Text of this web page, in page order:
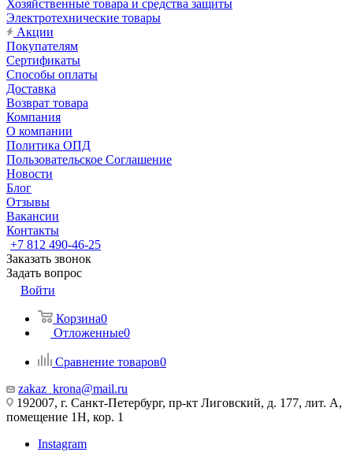
Хозяйственные товара и средства защиты
Электротехнические товары
Акции
Покупателям
Сертификаты
Способы оплаты
Доставка
Возврат товара
Компания
О компании
Политика ОПД
Пользовательское Соглашение
Новости
Блог
Отзывы
Вакансии
Контакты
+7 812 490-46-25
Заказать звонок
Задать вопрос
Войти
Корзина0
Отложенные0
Сравнение товаров0
zakaz_krona@mail.ru
192007, г. Санкт-Петербург, пр-кт Лиговский, д. 177, лит. А,
помещение 1Н, кор. 1
Instagram